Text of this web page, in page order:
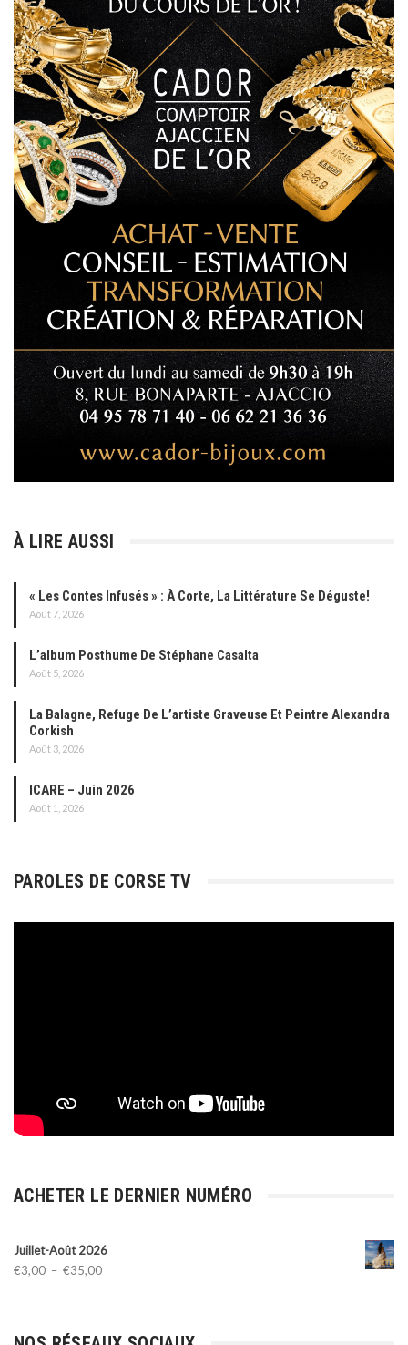
À LIRE AUSSI
« Les Contes Infusés » : À Corte, La Littérature Se Déguste!
Août 7, 2026
L’album Posthume De Stéphane Casalta
Août 5, 2026
La Balagne, Refuge De L’artiste Graveuse Et Peintre Alexandra
Corkish
Août 3, 2026
ICARE – Juin 2026
Août 1, 2026
PAROLES DE CORSE TV
ACHETER LE DERNIER NUMÉRO
Juillet-Août 2026
€3,00 – €35,00Plage